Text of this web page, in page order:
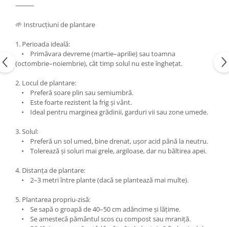
⸻
🌱 Instrucțiuni de plantare
1. Perioada ideală:
• Primăvara devreme (martie–aprilie) sau toamna
(octombrie–noiembrie), cât timp solul nu este înghețat.
2. Locul de plantare:
• Preferă soare plin sau semiumbră.
• Este foarte rezistent la frig și vânt.
• Ideal pentru marginea grădinii, garduri vii sau zone umede.
3. Solul:
• Preferă un sol umed, bine drenat, ușor acid până la neutru.
• Tolerează și soluri mai grele, argiloase, dar nu băltirea apei.
4. Distanța de plantare:
• 2–3 metri între plante (dacă se plantează mai multe).
5. Plantarea propriu-zisă:
• Se sapă o groapă de 40–50 cm adâncime și lățime.
• Se amestecă pământul scos cu compost sau mraniță.